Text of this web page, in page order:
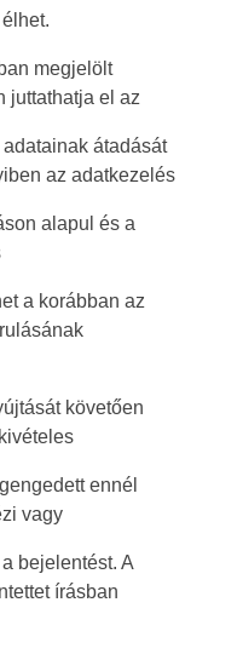
megjelölt
juttathatja el az
átadását
az adatkezelés
alapul és a
a korábban az
követően
ennél
vagy
bejelentést. A
írásban